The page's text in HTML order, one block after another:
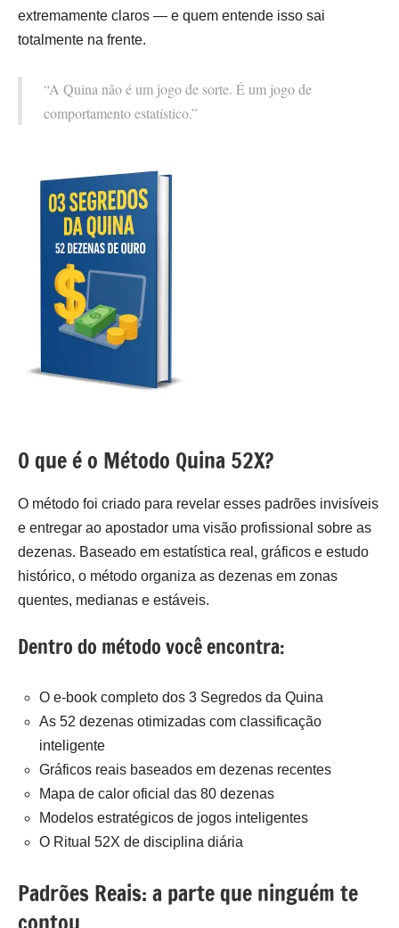
extremamente claros — e quem entende isso sai
totalmente na frente.
“A Quina não é um jogo de sorte. É um jogo de
comportamento estatístico.”
O que é o Método Quina 52X?
O método foi criado para revelar esses padrões invisíveis
e entregar ao apostador uma visão profissional sobre as
dezenas. Baseado em estatística real, gráficos e estudo
histórico, o método organiza as dezenas em zonas
quentes, medianas e estáveis.
Dentro do método você encontra:
O e-book completo dos 3 Segredos da Quina
As 52 dezenas otimizadas com classificação
inteligente
Gráficos reais baseados em dezenas recentes
Mapa de calor oficial das 80 dezenas
Modelos estratégicos de jogos inteligentes
O Ritual 52X de disciplina diária
Padrões Reais: a parte que ninguém te